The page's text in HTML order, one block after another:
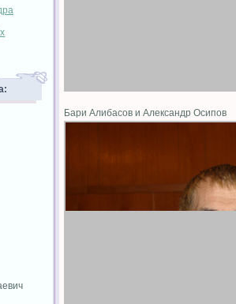
Бари Алибасов и Александр Осипов